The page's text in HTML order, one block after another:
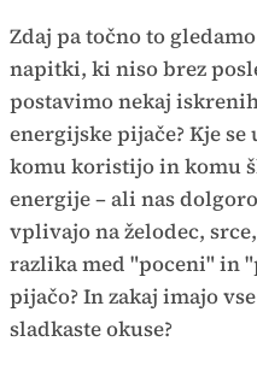
Zdaj pa točno to
napitki, ki niso brez
postavimo nekaj
energijske pijače? Kje
komu koristijo in komu
energije – ali nas
vplivajo na želodec,
razlika med "poceni" in
pijačo? In zakaj imajo
sladkaste okuse?